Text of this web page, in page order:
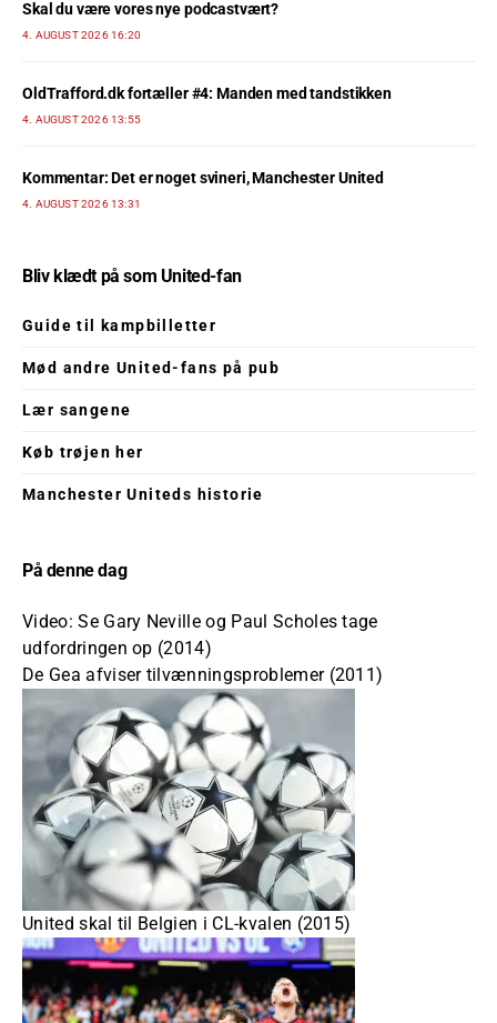
Skal du være vores nye podcastvært?
4. AUGUST 2026 16:20
OldTrafford.dk fortæller #4: Manden med tandstikken
4. AUGUST 2026 13:55
Kommentar: Det er noget svineri, Manchester United
4. AUGUST 2026 13:31
Bliv klædt på som United-fan
Guide til kampbilletter
Mød andre United-fans på pub
Lær sangene
Køb trøjen her
Manchester Uniteds historie
På denne dag
Video: Se Gary Neville og Paul Scholes tage
udfordringen op (2014)
De Gea afviser tilvænningsproblemer (2011)
United skal til Belgien i CL-kvalen (2015)